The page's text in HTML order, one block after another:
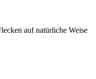
auf natürliche Weise